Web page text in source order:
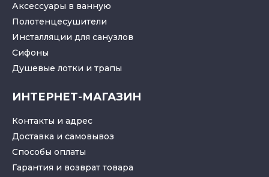
Аксессуары в ванную
Полотенцесушители
Инсталляции для санузлов
Cифоны
Душевые лотки и трапы
ИНТЕРНЕТ-МАГАЗИН
Контакты и адрес
Доставка и самовывоз
Способы оплаты
Гарантия и возврат товара